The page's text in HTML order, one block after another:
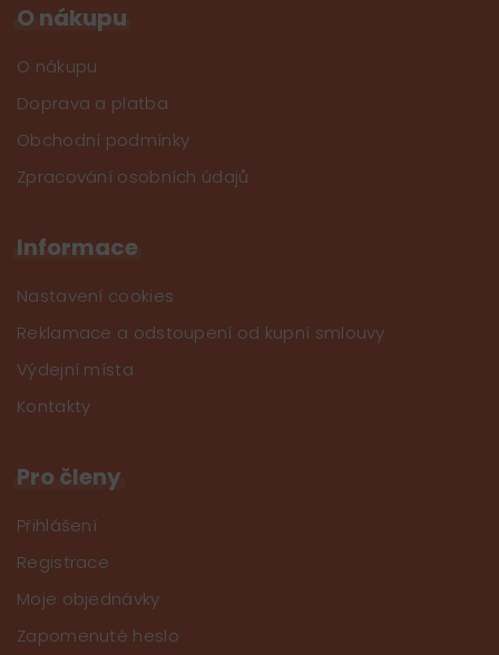
O nákupu
O nákupu
Doprava a platba
Obchodní podmínky
Zpracování osobních údajů
Informace
Nastavení cookies
Reklamace a odstoupení od kupní smlouvy
Výdejní místa
Kontakty
Pro členy
Přihlášení
Registrace
Moje objednávky
Zapomenuté heslo